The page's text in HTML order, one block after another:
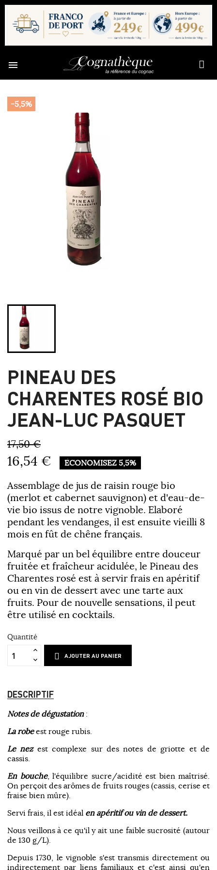

-5,5%
PINEAU DES
CHARENTES ROSÉ BIO
JEAN-LUC PASQUET
17,50 €
16,54 € ÉCONOMISEZ 5,5%
Assemblage de jus de raisin rouge bio
(merlot et cabernet sauvignon) et d'eau-de-
vie bio issus de notre vignoble. Elaboré
pendant les vendanges, il est ensuite vieilli 8
mois en fût de chêne français.
Marqué par un bel équilibre entre douceur
fruitée et fraîcheur acidulée, le Pineau des
Charentes rosé est à servir frais en apéritif
ou en vin de dessert avec une tarte aux
fruits. Pour de nouvelle sensations, il peut
être utilisé en cocktails.
Quantité
AJOUTER AU PANIER
DESCRIPTIF
Notes de dégustation:
La robeest rouge rubis.
Le nezest complexe sur des notes de griotte et de
cassis.
En bouche, l'équilibre sucre/acidité est bien maîtrisé.
On perçoit des arômes de fruits rouges (cassis, cerise et
fraise bien mûre).
Servi frais, il est idéal en apéritif ou vin de dessert.
Nous veillons à ce qu'il y ait une faible sucrosité (autour
de 130 g/L).
Depuis 1730, le vignoble s'est transmis directement ou
indirectement par liens familiaux et c'est ainsi qu'en